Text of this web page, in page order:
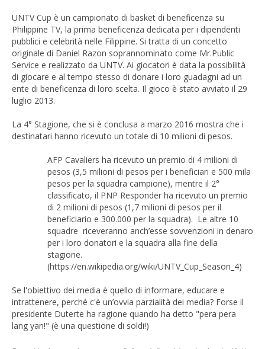
UNTV Cup è un campionato di basket di beneficenza su
Philippine TV, la prima beneficenza dedicata per i dipendenti
pubblici e celebrità nelle Filippine. Si tratta di un concetto
originale di Daniel Razon soprannominato come Mr.Public
Service e realizzato da UNTV. Ai giocatori è data la possibilità
di giocare e al tempo stesso di donare i loro guadagni ad un
ente di beneficenza di loro scelta. Il gioco è stato avviato il 29
luglio 2013.
La 4° Stagione, che si è conclusa a marzo 2016 mostra che i
destinatari hanno ricevuto un totale di 10 milioni di pesos.
AFP Cavaliers ha ricevuto un premio di 4 milioni di
pesos (3,5 milioni di pesos per i beneficiari e 500 mila
pesos per la squadra campione), mentre il 2°
classificato, il PNP Responder ha ricevuto un premio
di 2 milioni di pesos (1,7 milioni di pesos per il
beneficiario e 300.000 per la squadra). Le altre 10
squadre riceveranno anch’esse sovvenzioni in denaro
per i loro donatori e la squadra alla fine della
stagione.
(https://en.wikipedia.org/wiki/UNTV_Cup_Season_4)
Se l'obiettivo dei media è quello di informare, educare e
intrattenere, perché c'è un’ovvia parzialità dei media? Forse il
presidente Duterte ha ragione quando ha detto "pera pera
lang yan!" (è una questione di soldi!)